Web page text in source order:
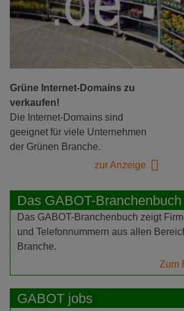
Grüne Internet-Domains zu
verkaufen!
Die Internet-Domains sind
geeignet für viele Unternehmen
der Grünen Branche.
zur Anzeige
Das GABOT-Branchenbuch
Das GABOT-Branchenbuch zeigt
und Telefonnummern aus allen
Branche.
Zum
GABOT jobs